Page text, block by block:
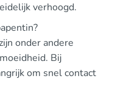
verhoogd.
onder andere
Bij
om snel contact